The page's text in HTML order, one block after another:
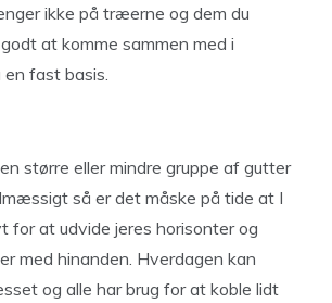
ikke på træerne og dem du
at komme sammen med i
fast basis.
større eller mindre gruppe af gutter
så er det måske på tide at I
for at udvide jeres horisonter og
med hinanden. Hverdagen kan
og alle har brug for at koble lidt